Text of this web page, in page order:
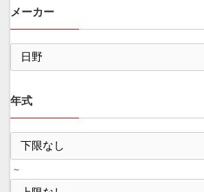
メーカー
年式
～